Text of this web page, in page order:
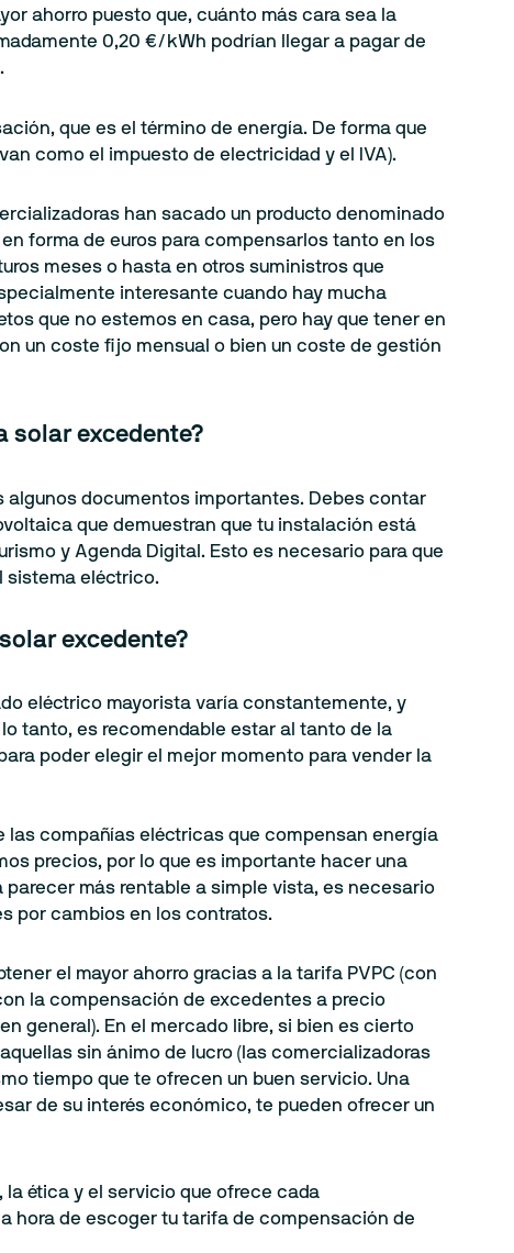
ahorro puesto que, cuánto más cara sea la
0,20 €/kWh podrían llegar a pagar de
que es el término de energía. De forma que
como el impuesto de electricidad y el IVA).
han sacado un producto denominado
forma de euros para compensarlos tanto en los
meses o hasta en otros suministros que
interesante cuando hay mucha
que no estemos en casa, pero hay que tener en
un coste fijo mensual o bien un coste de gestión
solar excedente?
documentos importantes. Debes contar
que demuestran que tu instalación está
y Agenda Digital. Esto es necesario para que
sistema eléctrico.
excedente?
eléctrico mayorista varía constantemente, y
tanto, es recomendable estar al tanto de la
poder elegir el mejor momento para vender la
las compañías eléctricas que compensan energía
precios, por lo que es importante hacer una
más rentable a simple vista, es necesario
por cambios en los contratos.
el mayor ahorro gracias a la tarifa PVPC (con
la compensación de excedentes a precio
general). En el mercado libre, si bien es cierto
sin ánimo de lucro (las comercializadoras
tiempo que te ofrecen un buen servicio. Una
de su interés económico, te pueden ofrecer un
la ética y el servicio que ofrece cada
hora de escoger tu tarifa de compensación de